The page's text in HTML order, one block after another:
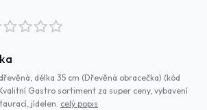
délka 35 cm (Dřevěná obracečka) (kód
Gastro sortiment za super ceny, vybavení
jídelen. celý popis